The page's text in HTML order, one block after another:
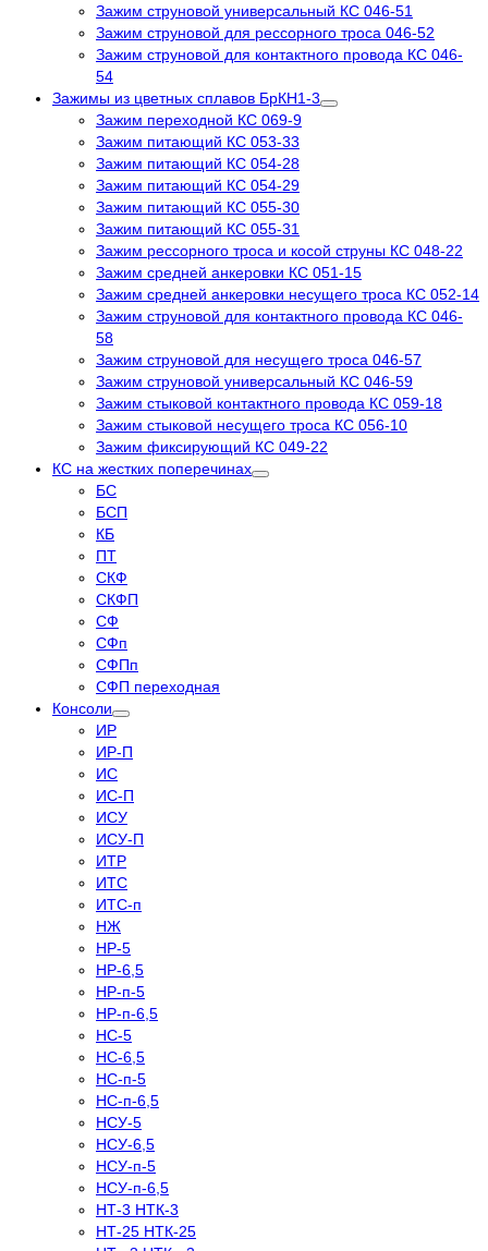
Зажим струновой универсальный КС 046-51
Зажим струновой для рессорного троса 046-52
Зажим струновой для контактного провода КС 046-
54
Зажимы из цветных сплавов БрКН1-3
Зажим переходной КС 069-9
Зажим питающий КС 053-33
Зажим питающий КС 054-28
Зажим питающий КС 054-29
Зажим питающий КС 055-30
Зажим питающий КС 055-31
Зажим рессорного троса и косой струны КС 048-22
Зажим средней анкеровки КС 051-15
Зажим средней анкеровки несущего троса КС 052-14
Зажим струновой для контактного провода КС 046-
58
Зажим струновой для несущего троса 046-57
Зажим струновой универсальный КС 046-59
Зажим стыковой контактного провода КС 059-18
Зажим стыковой несущего троса КС 056-10
Зажим фиксирующий КС 049-22
КС на жестких поперечинах
БС
БСП
КБ
ПТ
СКФ
СКФП
СФ
СФп
СФПп
СФП переходная
Консоли
ИР
ИР-П
ИС
ИС-П
ИСУ
ИСУ-П
ИТР
ИТС
ИТС-п
НЖ
НР-5
НР-6,5
НР-п-5
НР-п-6,5
НС-5
НС-6,5
НС-п-5
НС-п-6,5
НСУ-5
НСУ-6,5
НСУ-п-5
НСУ-п-6,5
НТ-3 НТК-3
НТ-25 НТК-25